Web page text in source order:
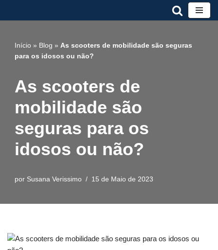
conteúdo
Início » Blog » As scooters de mobilidade são seguras
para os idosos ou não?
As scooters de
mobilidade são
seguras para os
idosos ou não?
por Susana Verissimo 15 de Maio de 2023